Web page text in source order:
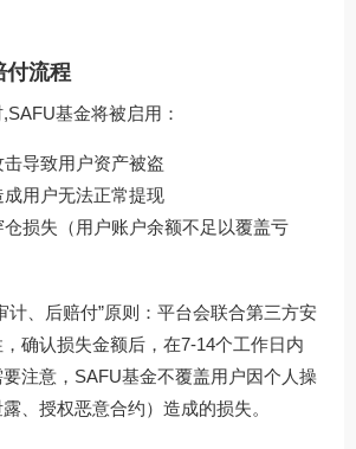
付流程
基金将被启用：
导致用户资产被盗
用户无法正常提现
损失（用户账户余额不足以覆盖亏
计、后赔付”原则：平台会联合第三方安
确认损失金额后，在7-14个工作日内
注意，SAFU基金不覆盖用户因个人操
、授权恶意合约）造成的损失。